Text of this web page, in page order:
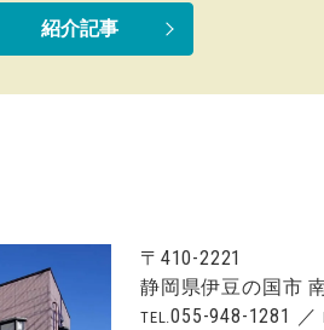
紹介記事
〒410-2221
静岡県伊豆の国市
TEL.055-948-1281 ／